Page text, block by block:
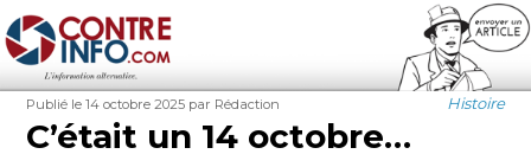
Contre-Info
Publié
le
Publié le 14 octobre 2025 Auteur
par Rédaction Catégories
Histoire
C’était un 14 octobre…